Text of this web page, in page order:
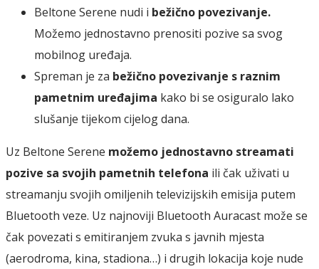
Beltone Serene nudi i bežično povezivanje.
Možemo jednostavno prenositi pozive sa svog
mobilnog uređaja.
Spreman je za bežično povezivanje s raznim
pametnim uređajima kako bi se osiguralo lako
slušanje tijekom cijelog dana.
Uz Beltone Serene možemo jednostavno streamati
pozive sa svojih pametnih telefona ili čak uživati u
streamanju svojih omiljenih televizijskih emisija putem
Bluetooth veze. Uz najnoviji Bluetooth Auracast može se
čak povezati s emitiranjem zvuka s javnih mjesta
(aerodroma, kina, stadiona…) i drugih lokacija koje nude